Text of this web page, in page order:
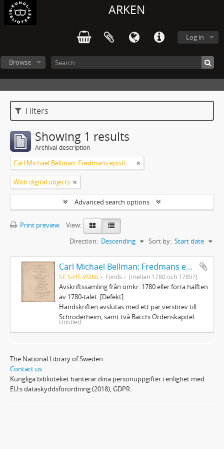
ARKEN
Log in
Browse
Filters
Showing 1 results
Archival description
Carl Michael Bellman: Fredmans epistlar och sånger m.fl. Bellman-texter
With digital objects
Advanced search options
Print preview
View:
Sort by: Start date
Direction: Descending
Carl Michael Bellman: Fredmans epistlar och sånger m.fl. Bellman-texter
SE S-HS Vf26b Fonds [mellan 1780 och 1785?]
Avskriftssamling från omkr. 1780 eller förra hälften
av 1780-talet. [Defekt]
Handskriften avslutas med ett par versbrev till
Schröderheim, samt två Bacchi Ordenskapitel
Untitled
The National Library of Sweden
Contact us
Kungliga biblioteket hanterar dina personuppgifter i enlighet med
EU:s dataskyddsförordning (2018), GDPR.